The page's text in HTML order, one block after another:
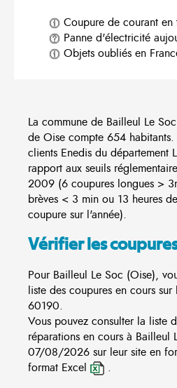
Coupure de courant en
Panne d'électricité
Objets oubliés en
La commune de Bailleul Le
de Oise compte 654
clients Enedis du département
rapport aux seuils
2009 (6 coupures longues >
brèves < 3 min ou 13 heures
coupure sur l'année).
Vérifier les
Pour Bailleul Le Soc (Oise),
liste des coupures en cours sur
60190.
Vous pouvez consulter la liste
réparations en cours à Bailleul
07/08/2026 sur leur site en
format Excel
.